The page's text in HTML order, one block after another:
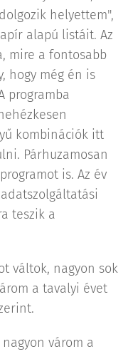
helyettem",
alapú listáit. Az
mire a fontosabb
hogy még én is
programba
kombinációk itt
Párhuzamosan
is. Az év
teszik a
váltok, nagyon sok
a tavalyi évet
várom a